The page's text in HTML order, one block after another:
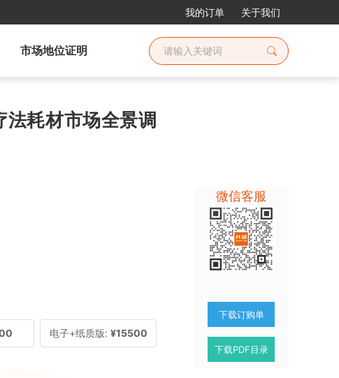
我的订单 关于我们
市场地位证明
耗材市场全景调
电子+纸质版: ¥15500
微信客服
下载订购单
下载PDF目录